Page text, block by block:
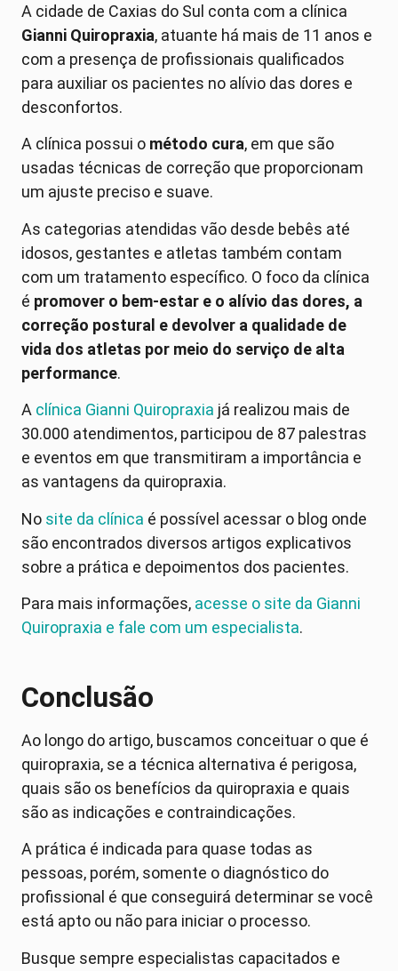
A cidade de Caxias do Sul conta com a clínica
Gianni Quiropraxia, atuante há mais de 11 anos e
com a presença de profissionais qualificados
para auxiliar os pacientes no alívio das dores e
desconfortos.
A clínica possui o método cura, em que são
usadas técnicas de correção que proporcionam
um ajuste preciso e suave.
As categorias atendidas vão desde bebês até
idosos, gestantes e atletas também contam
com um tratamento específico. O foco da clínica
é promover o bem-estar e o alívio das dores, a
correção postural e devolver a qualidade de
vida dos atletas por meio do serviço de alta
performance.
A clínica Gianni Quiropraxia já realizou mais de
30.000 atendimentos, participou de 87 palestras
e eventos em que transmitiram a importância e
as vantagens da quiropraxia.
No site da clínica é possível acessar o blog onde
são encontrados diversos artigos explicativos
sobre a prática e depoimentos dos pacientes.
Para mais informações, acesse o site da Gianni
Quiropraxia e fale com um especialista.
Conclusão
Ao longo do artigo, buscamos conceituar o que é
quiropraxia, se a técnica alternativa é perigosa,
quais são os benefícios da quiropraxia e quais
são as indicações e contraindicações.
A prática é indicada para quase todas as
pessoas, porém, somente o diagnóstico do
profissional é que conseguirá determinar se você
está apto ou não para iniciar o processo.
Busque sempre especialistas capacitados e